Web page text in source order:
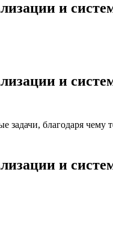
и
и
благодаря чему
и